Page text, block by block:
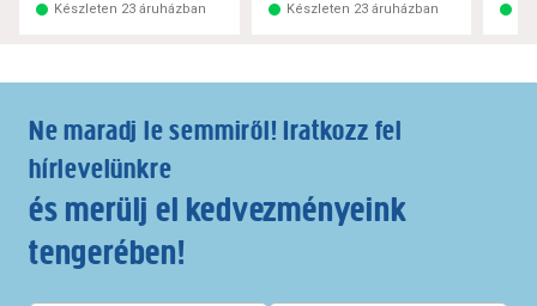
Készleten 23 áruházban
Készleten 23 áruházban
Ne maradj le semmiről! Iratkozz fel
hírlevelünkre
és merülj el kedvezményeink
tengerében!